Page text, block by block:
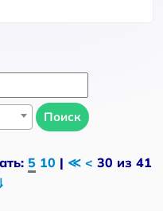
Поиск
5 10 | ≪ < 30 из 41